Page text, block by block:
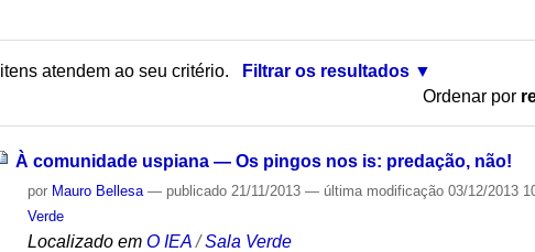
itens atendem ao seu critério.
Filtrar os resultados
Ordenar por
À comunidade uspiana — Os pingos nos is: predação, não!
por Mauro Bellesa — publicado 21/11/2013— última modificação 03/12/2013
Verde
Localizado em O IEA /Sala Verde